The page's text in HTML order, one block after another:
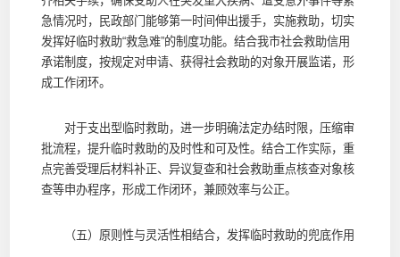
急情况时，民政部门能够第一时间伸出援手，实施救助，切实
发挥好临时救助“救急难”的制度功能。结合我市社会救助信用
承诺制度，按规定对申请、获得社会救助的对象开展监诺，形
成工作闭环。
对于支出型临时救助，进一步明确法定办结时限，压缩审
批流程，提升临时救助的及时性和可及性。结合工作实际，重
点完善受理后材料补正、异议复查和社会救助重点核查对象核
查等申办程序，形成工作闭环，兼顾效率与公正。
（五）原则性与灵活性相结合，发挥临时救助的兜底作用